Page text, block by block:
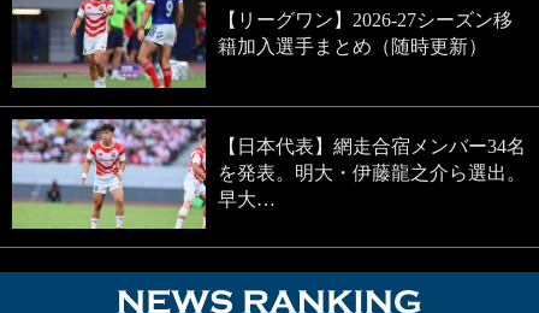
【リーグワン】2026-27シーズン移
籍加入選手まとめ（随時更新）
【日本代表】網走合宿メンバー34名
を発表。明大・伊藤龍之介ら選出。
早大…